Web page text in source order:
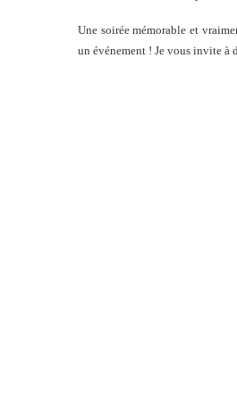
Une soirée mémorable et
un événement ! Je vous invite à